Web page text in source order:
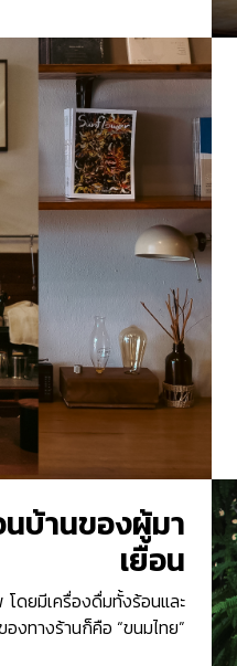
นบ้านของผู้มา
เยือน
โดยมีเครื่องดื่มทั้งร้อนและ
องทางร้านก็คือ “ขนมไทย”